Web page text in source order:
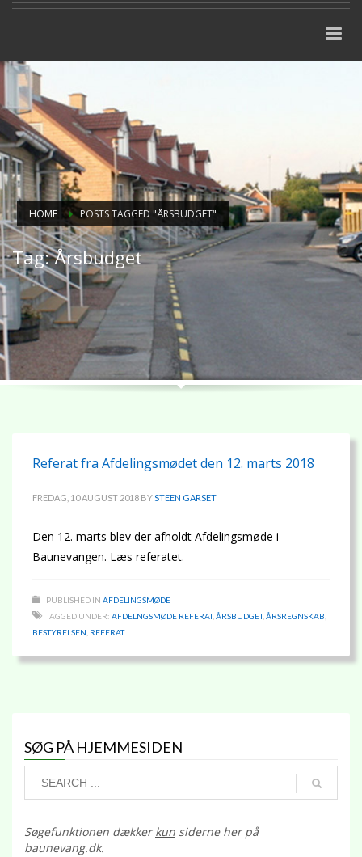
HOME POSTS TAGGED "ÅRSBUDGET"
Tag: Årsbudget
Referat fra Afdelingsmødet den 12. marts 2018
FREDAG, 10 AUGUST 2018 BYSTEEN GARSET
Den 12. marts blev der afholdt Afdelingsmøde i
Baunevangen. Læs referatet.
PUBLISHED IN AFDELINGSMØDE
TAGGED UNDER: AFDELNGSMØDE REFERAT,ÅRSBUDGET,ÅRSREGNSKAB
BESTYRELSEN REFERAT
SØG PÅ HJEMMESIDEN
Søgefunktionen dækkerkun siderne her på
baunevang.dk.